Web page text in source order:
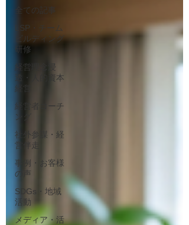
全ての記事
LSP・チーム
ビルディング
研修
経営理念浸
透・人的資本
経営
経営者コーチ
ング
社外参謀・経
営伴走
事例・お客様
の声
SDGs・地域
活動
メディア・活